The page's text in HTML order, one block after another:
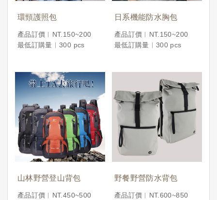
環頸護照包
產品訂價︱NT.150~200
最低訂購量︱300 pcs
日系機能防水胸包
產品訂價︱NT.150~200
最低訂購量︱300 pcs
山林野營登山背包
產品訂價︱NT.450~500
野餐野營防水背包
產品訂價︱NT.600~850